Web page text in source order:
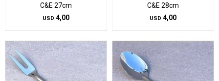
C&E 27cm
USD 4,00
C&E 28cm
USD 4,00